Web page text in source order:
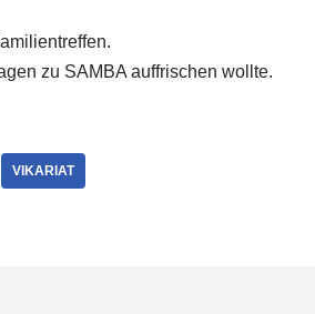
zu SAMBA auffrischen wollte.
VIKARIAT